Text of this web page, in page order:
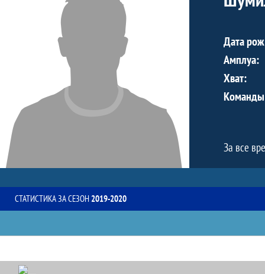
Дата
Амплуа:
Хват:
За все
СТАТИСТИКА ЗА СЕЗОН 2019-2020